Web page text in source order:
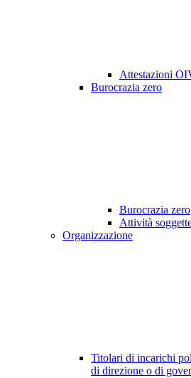
Attestazioni
Burocrazia zero
Burocrazia zero
Attività
Organizzazione
Titolari di incarichi
di direzione o di